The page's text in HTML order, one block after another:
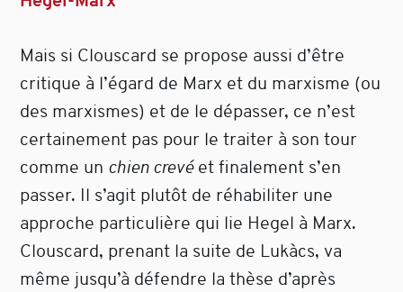
Mais si Clouscard se propose aussi d’être
critique à l’égard de Marx et du marxisme (ou
des marxismes) et de le dépasser, ce n’est
certainement pas pour le traiter à son tour
comme un chien crevéet finalement s’en
passer. Il s’agit plutôt de réhabiliter une
approche particulière qui lie Hegel à Marx.
Clouscard, prenant la suite de Lukàcs, va
même jusqu’à défendre la thèse d’après